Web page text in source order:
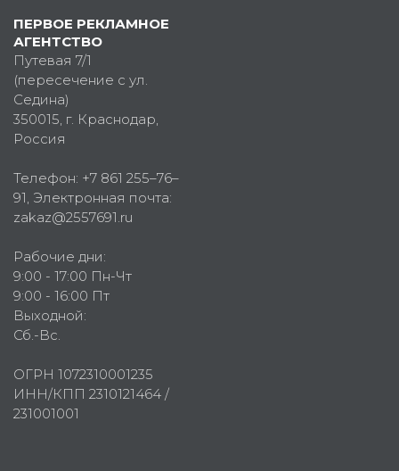
ПЕРВОЕ РЕКЛАМНОЕ
АГЕНТСТВО
Путевая 7/1
(пересечение с ул.
Седина)
350015, г. Краснодар,
Россия
Телефон: +7 861 255–76–
91, Электронная почта:
zakaz@2557691.ru
Рабочие дни:
9:00 - 17:00 Пн-Чт
9:00 - 16:00 Пт
Выходной:
Сб.-Вс.
ОГРН 1072310001235
ИНН/КПП 2310121464 /
231001001